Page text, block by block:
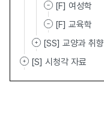
[F] 여성학
[F] 교육학
[SS] 교양과 취향
[S] 시청각 자료